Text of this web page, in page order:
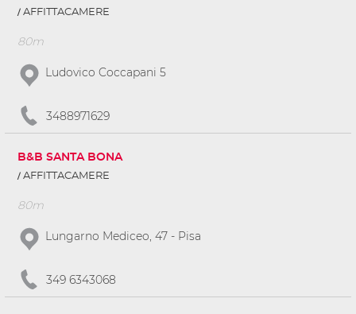
AFFITTACAMERE
80m
Ludovico Coccapani 5
3488971629
B&B SANTA BONA
AFFITTACAMERE
80m
Lungarno Mediceo, 47 - Pisa
349 6343068